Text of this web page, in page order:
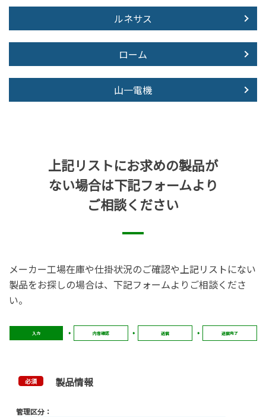
ルネサス
ローム
山一電機
上記リストにお求めの製品が
ない場合は下記フォームより
ご相談ください
メーカー工場在庫や仕掛状況のご確認や上記リストにない
製品をお探しの場合は、下記フォームよりご相談くださ
い。
入力 内容確認 送信 送信完了
必須 製品情報
管理区分：